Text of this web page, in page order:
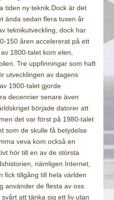
tiden ny teknik.Dock är det
ända sedan flera tusen år
teknikutveckling, dock har
150 åren accelererat på ett
1800-talet kom elen,
Tre uppfinningar som haft
utvecklingen av dagens
1900-talet gjorde
decennier senare även
började datorer att
det var först på 1980-talet
som de skulle få betydelse
veva kom också en
hör till en av de största
nämligen Internet,
fick tillgång till hela världen
använder de flesta av oss
att tänka sig ett liv utan